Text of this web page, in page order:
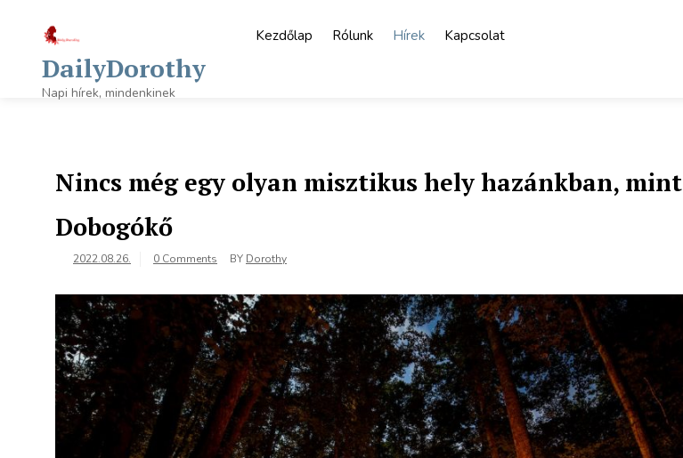
content
DailyDorothy
Napi hírek, mindenkinek
Kezdőlap Rólunk Hírek Kapcsolat
Nincs még egy olyan misztikus hely hazánkban, mint
Dobogókő
2022.08.26. 0 Comments BY Dorothy